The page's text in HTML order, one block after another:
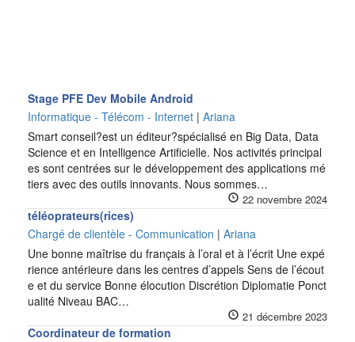
Stage PFE Dev Mobile Android
Informatique - Télécom - Internet | Ariana
Smart conseil?est un éditeur?spécialisé en Big Data, Data
Science et en Intelligence Artificielle. Nos activités principal
es sont centrées sur le développement des applications mé
tiers avec des outils innovants. Nous sommes…
22 novembre 2024
téléoprateurs(rices)
Chargé de clientèle - Communication | Ariana
Une bonne maîtrise du français à l’oral et à l’écrit Une expé
rience antérieure dans les centres d’appels Sens de l’écout
e et du service Bonne élocution Discrétion Diplomatie Ponct
ualité Niveau BAC…
21 décembre 2023
Coordinateur de formation